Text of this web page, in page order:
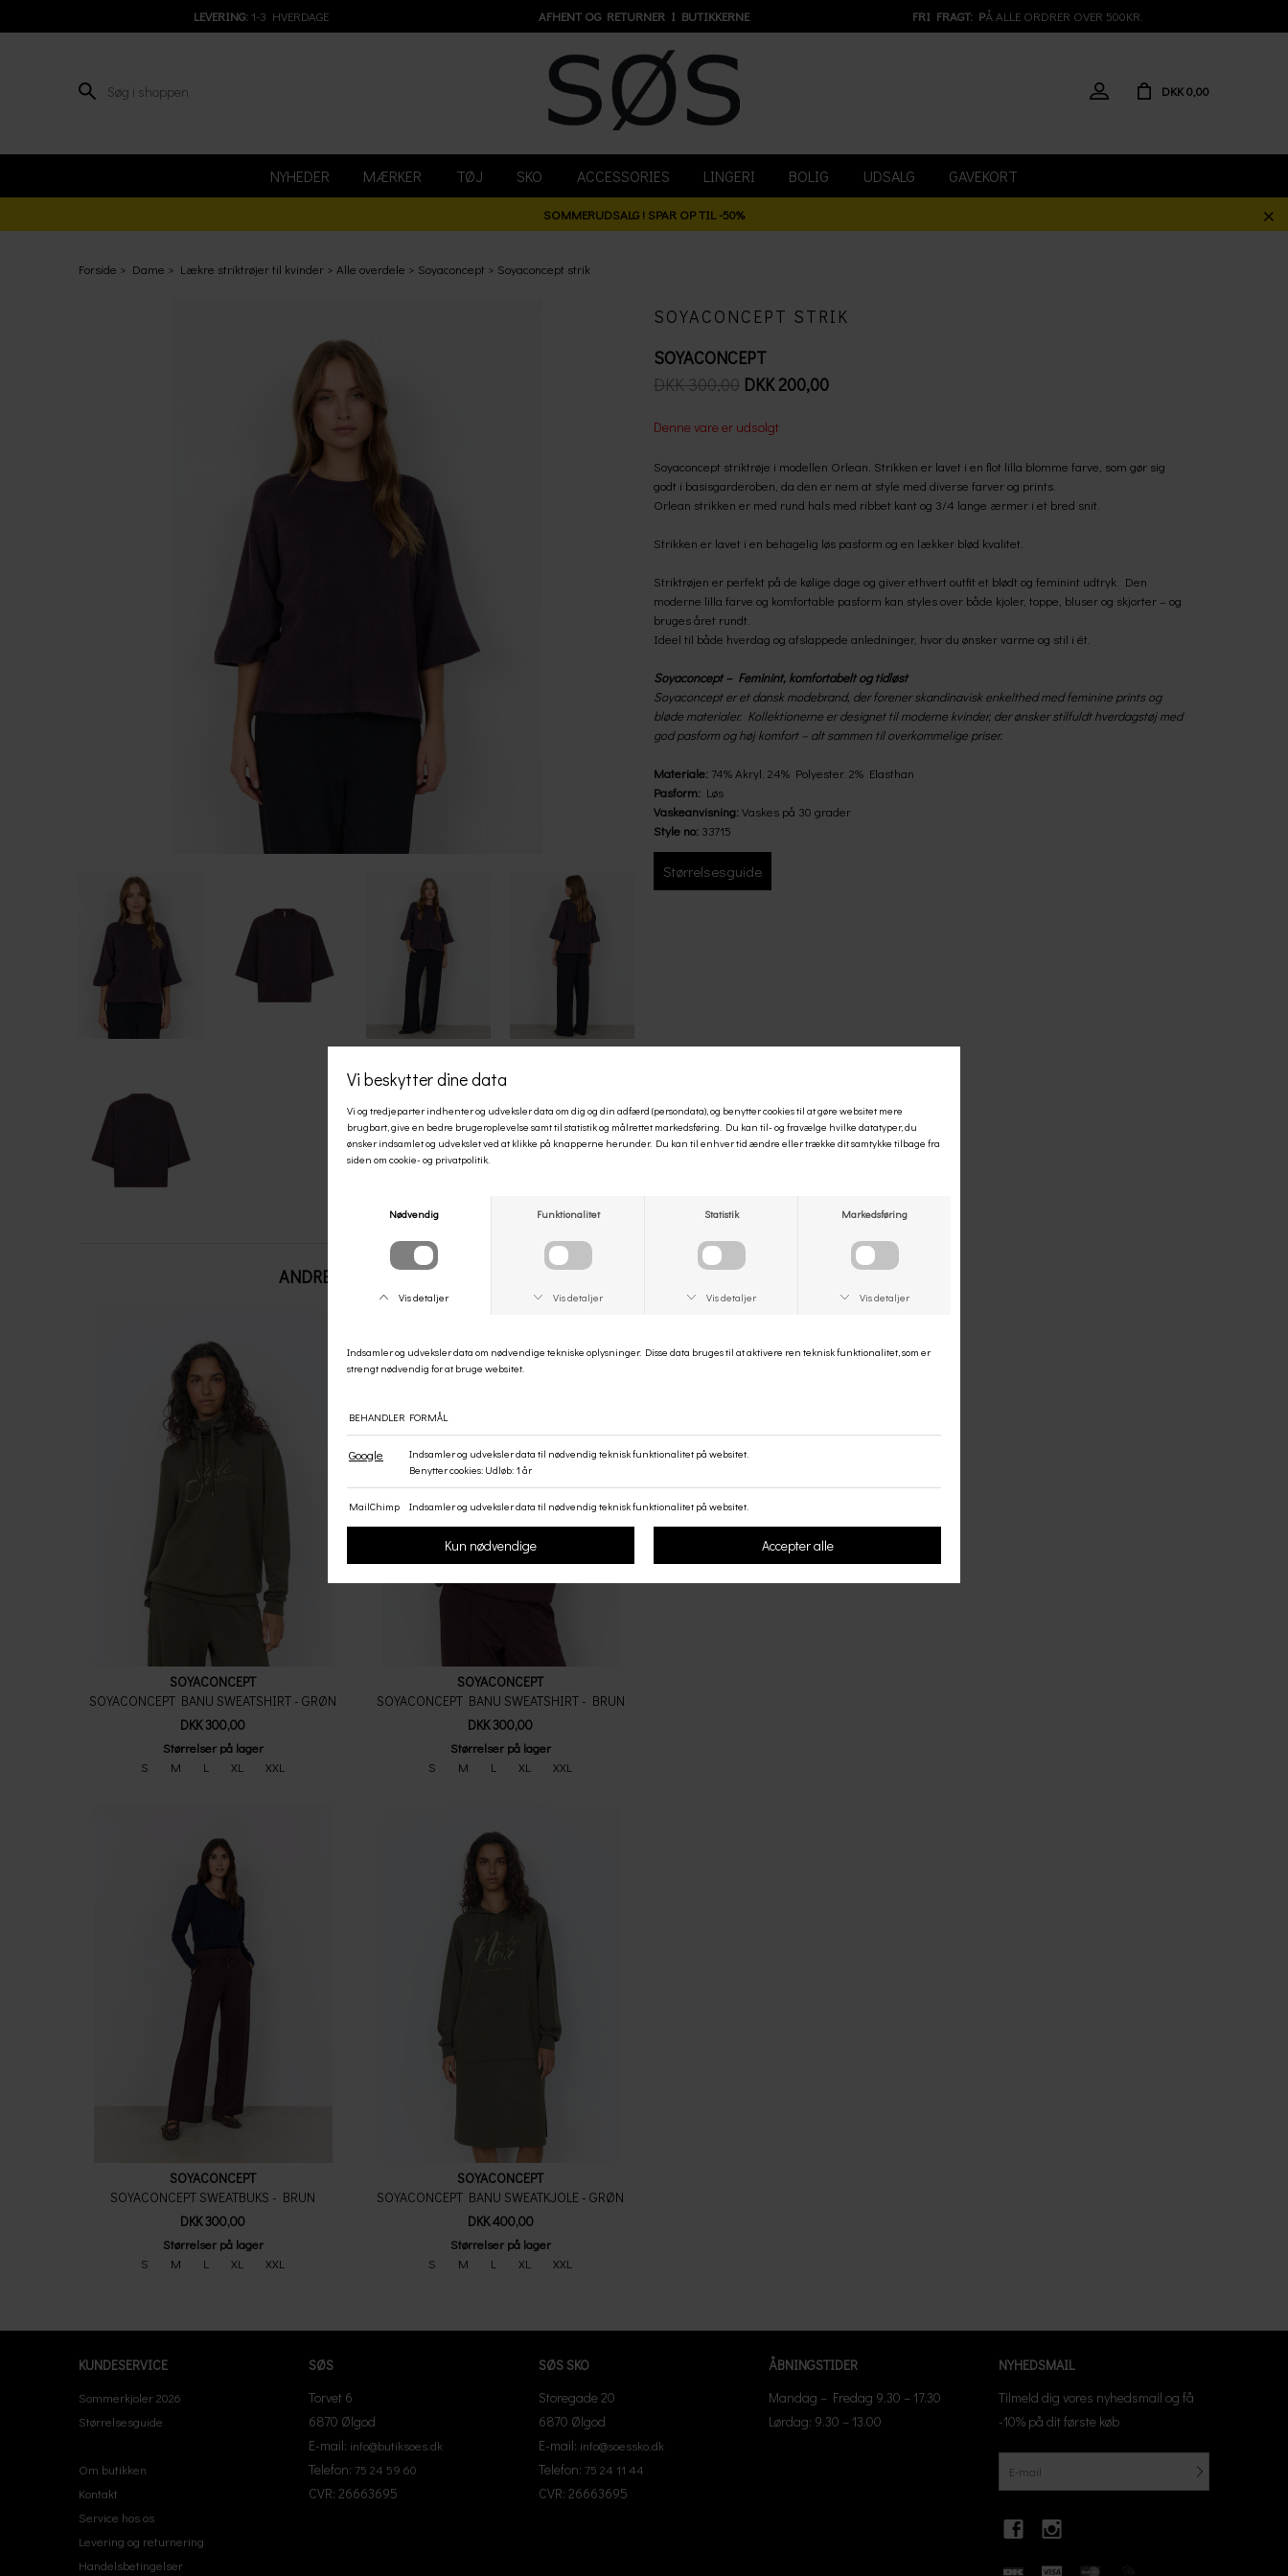
LEVERING: 1-3 HVERDAGE AFHENT OG RETURNER I BUTIKKERNE FRI FRAGT: PÅ ALLE ORDRER OVER 500KR.
DKK 0,00
NYHEDER MÆRKER TØJ SKO ACCESSORIES LINGERI BOLIG UDSALG GAVEKORT
SOMMERUDSALG ! SPAR OP TIL -50%
Forside Dame Lækre striktrøjer til kvinder Alle overdele Soyaconcept Soyaconcept strik
SOYACONCEPT STRIK
SOYACONCEPT
DKK 300,00 DKK 200,00
Denne vare er udsolgt
Soyaconcept striktrøje i modellen Orlean. Strikken er lavet i en flot lilla blomme farve, som gør sig
godt i basisgarderoben, da den er nem at style med diverse farver og prints.
Orlean strikken er med rund hals med ribbet kant og 3/4 lange ærmer i et bred snit.
Strikken er lavet i en behagelig løs pasform og en lækker blød kvalitet.
Striktrøjen er perfekt på de kølige dage og giver ethvert outfit et blødt og feminint udtryk. Den
moderne lilla farve og komfortable pasform kan styles over både kjoler, toppe, bluser og skjorter – og
bruges året rundt.
Ideel til både hverdag og afslappede anledninger, hvor du ønsker varme og stil i ét.
Soyaconcept – Feminint, komfortabelt og tidløst
Soyaconcept er et dansk modebrand, der forener skandinavisk enkelthed med feminine prints og
bløde materialer. Kollektionerne er designet til moderne kvinder, der ønsker stilfuldt hverdagstøj med
god pasform og høj komfort – alt sammen til overkommelige priser.
Materiale: 74% Akryl. 24% Polyester. 2% Elasthan
Pasform: Løs
Vaskeanvisning: Vaskes på 30 grader
Style no: 33715
Størrelsesguide
ANDRE KØBTE OGSÅ
Størrelser på lager
S
M L XL XXL
SOYACONCEPT
SOYACONCEPT BANU SWEATSHIRT - GRØN
DKK 300,00
Størrelser på lager
S
M L XL XXL
SOYACONCEPT
SOYACONCEPT BANU SWEATSHIRT - BRUN
DKK 300,00
Størrelser på lager
S
M L XL XXL
SOYACONCEPT
SOYACONCEPT SWEATBUKS - BRUN
DKK 300,00
Størrelser på lager
S
M L XL XXL
SOYACONCEPT
SOYACONCEPT BANU SWEATKJOLE - GRØN
DKK 400,00
KUNDESERVICE
Sommerkjoler 2026
Størrelsesguide
Om butikken
Kontakt
Service hos os
Levering og returnering
Handelsbetingelser
SØS
Torvet 6
6870 Ølgod
E-mail: info@butiksoes.dk
Telefon: 75 24 59 60
CVR: 26663695
SØS SKO
Storegade 20
6870 Ølgod
E-mail: info@soessko.dk
Telefon: 75 24 11 44
CVR: 26663695
ÅBNINGSTIDER
Mandag – Fredag 9.30 – 17.30
Lørdag: 9.30 – 13.00
NYHEDSMAIL
Tilmeld dig vores nyhedsmail og få
-10% på dit første køb